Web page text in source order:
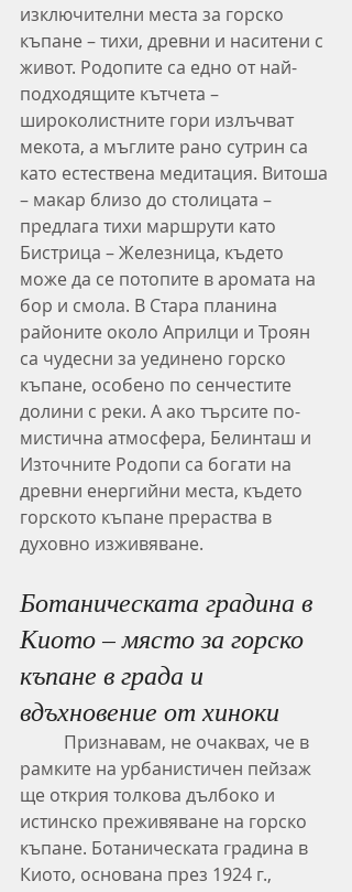
изключителни места за горско
къпане – тихи, древни и наситени с
живот. Родопите са едно от най-
подходящите кътчета –
широколистните гори излъчват
мекота, а мъглите рано сутрин са
като естествена медитация. Витоша
– макар близо до столицата –
предлага тихи маршрути като
Бистрица – Железница, където
може да се потопите в аромата на
бор и смола. В Стара планина
районите около Априлци и Троян
са чудесни за уединено горско
къпане, особено по сенчестите
долини с реки. А ако търсите по-
мистична атмосфера, Белинташ и
Източните Родопи са богати на
древни енергийни места, където
горското къпане прераства в
духовно изживяване.
Ботаническата градина в
Киото – място за горско
къпане в града и
вдъхновение от хиноки
рамките на урбанистичен пейзаж
ще открия толкова дълбоко и
истинско преживяване на горско
къпане. Ботаническата градина в
Киото, основана през 1924 г.,